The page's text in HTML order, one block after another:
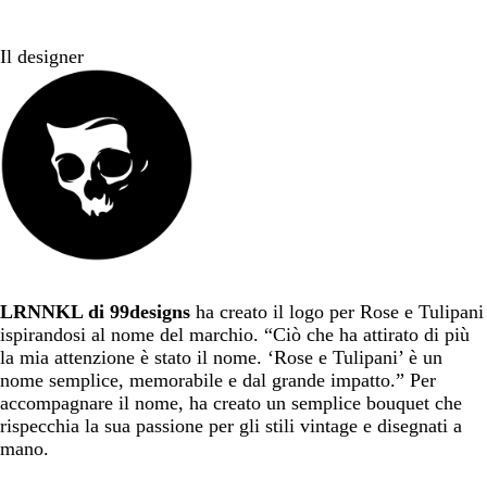
Il designer
LRNNKL di 99designs ha creato il logo per Rose e Tulipani
ispirandosi al nome del marchio. “Ciò che ha attirato di più
la mia attenzione è stato il nome. ‘Rose e Tulipani’ è un
nome semplice, memorabile e dal grande impatto.” Per
accompagnare il nome, ha creato un semplice bouquet che
rispecchia la sua passione per gli stili vintage e disegnati a
mano.